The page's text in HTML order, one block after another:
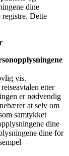
dine
Dette
vis.
etter
er nødvendig
at selv om
samtykket
dine
dine for